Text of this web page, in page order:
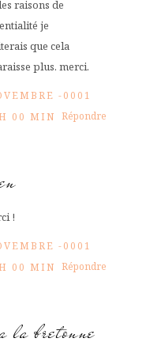
raisons de
je
que cela
plus. merci.
-0001
00 MIN Répondre
!
-0001
00 MIN Répondre
la bretonne